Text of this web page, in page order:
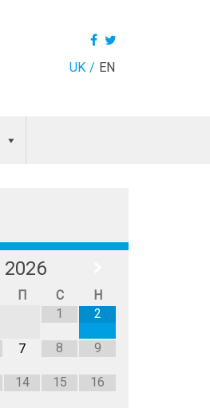
UK EN
2026
П С
Н
1
2
7 8 9
14 15 16